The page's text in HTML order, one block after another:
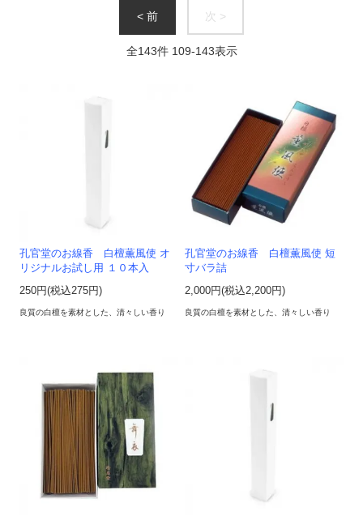
< 前 次 >
全143件 109-143表示
孔官堂のお線香 白檀薫風使 オ
リジナルお試し用 １０本入
250円(税込275円)
良質の白檀を素材とした、清々しい香り
孔官堂のお線香 白檀薫風使 短
寸バラ詰
2,000円(税込2,200円)
良質の白檀を素材とした、清々しい香り